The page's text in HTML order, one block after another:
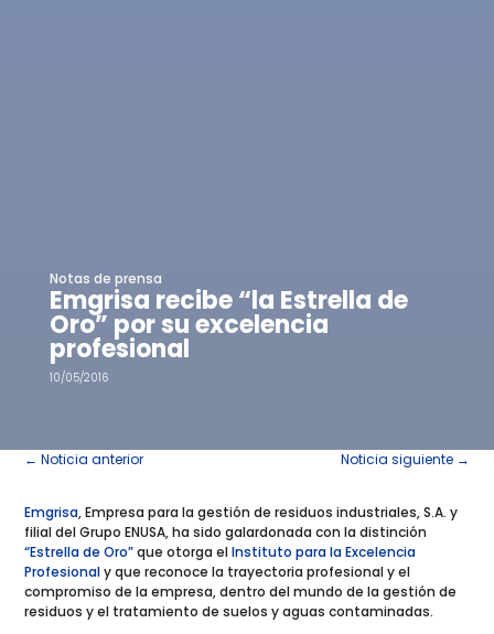
Notas de prensa
Emgrisa recibe “la Estrella de
Oro” por su excelencia
profesional
10/05/2016
←Noticia anterior Noticia siguiente→
Emgrisa, Empresa para la gestión de residuos industriales, S.A. y
filial del Grupo ENUSA, ha sido galardonada con la distinción
“Estrella de Oro”que otorga elInstituto para la Excelencia
Profesionaly que reconoce la trayectoria profesional y el
compromiso de la empresa, dentro del mundo de la gestión de
residuos y el tratamiento de suelos y aguas contaminadas.